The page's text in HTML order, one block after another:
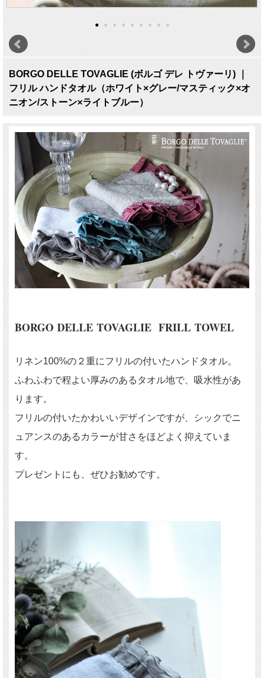
BORGO DELLE TOVAGLIE (ボルゴ デレ トヴァーリ) ｜
フリル ハンドタオル（ホワイト×グレー/マスティック×オ
ニオン/ストーン×ライトブルー）
BORGO DELLE TOVAGLIE FRILL TOWEL
リネン100%の２重にフリルの付いたハンドタオル。
ふわふわで程よい厚みのあるタオル地で、吸水性があ
ります。
フリルの付いたかわいいデザインですが、シックでニ
ュアンスのあるカラーが甘さをほどよく抑えていま
す。
プレゼントにも、ぜひお勧めです。